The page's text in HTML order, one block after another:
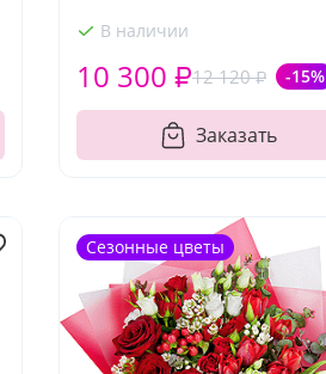
В наличии
12 120 ₽ -15%
10 300 ₽
Заказать
Сезонные цветы